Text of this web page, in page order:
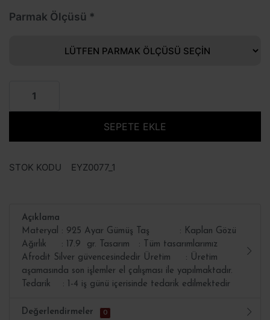
Parmak Ölçüsü
SEPETE EKLE
STOK KODU EYZ0077_1
Açıklama
Materyal : 925 Ayar Gümüş Taş : Kaplan Gözü
Ağırlık : 17.9 gr. Tasarım : Tüm tasarımlarımız
Afrodit Silver güvencesindedir Üretim : Üretim
aşamasında son işlemler el çalışması ile yapılmaktadır.
Tedarik : 1-4 iş günü içerisinde tedarik edilmektedir
Değerlendirmeler 0